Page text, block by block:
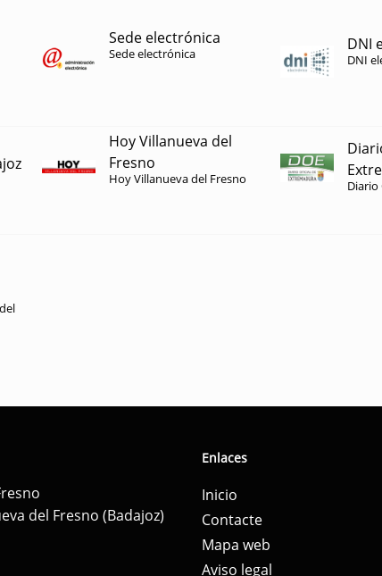
Sede electrónica
Sede electrónica DNI
DNI
Hoy Villanueva del
Fresno
Hoy Villanueva del Fresno
del Fresno (Badajoz)
Enlaces
Inicio
Contacte
Mapa web
Aviso legal